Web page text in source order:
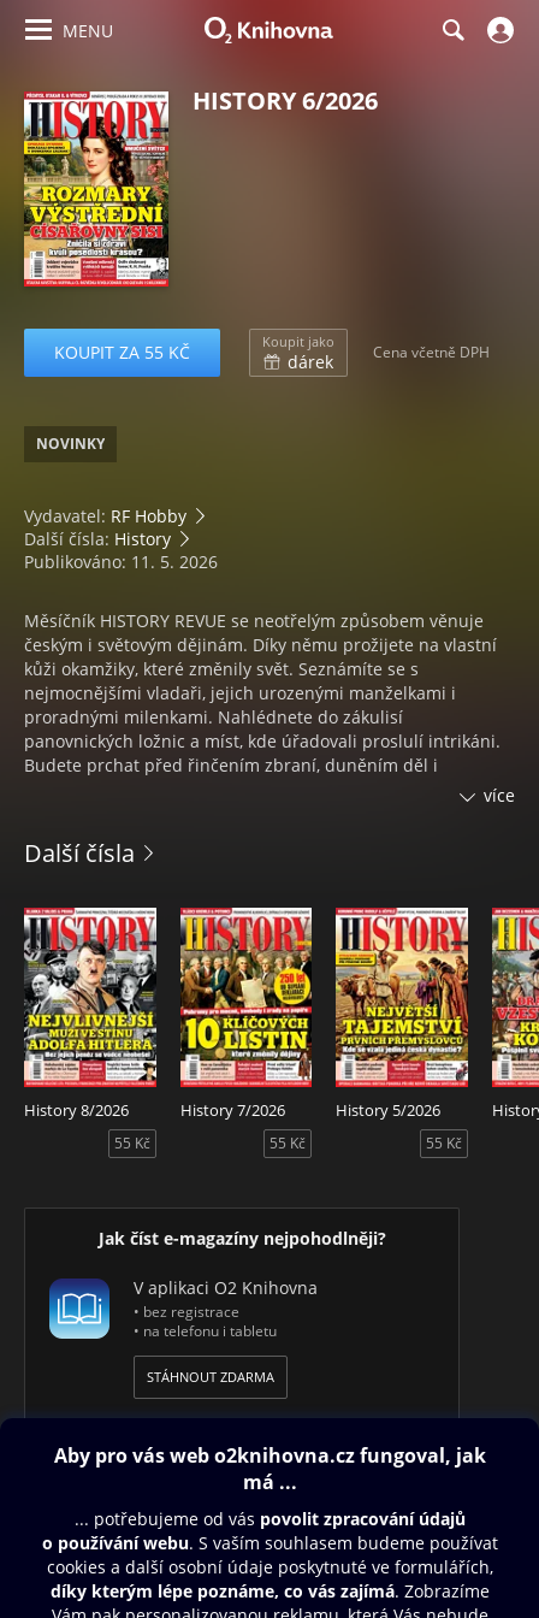
MENU
HISTORY 6/2026
KOUPIT ZA 55 KČ Koupit jako
dárek Cena včetně DPH
NOVINKY
Vydavatel: RF Hobby
Další čísla: History
Publikováno: 11. 5. 2026
Měsíčník HISTORY REVUE se neotřelým způsobem věnuje
českým i světovým dějinám. Díky němu prožijete na vlastní
kůži okamžiky, které změnily svět. Seznámíte se s
nejmocnějšími vladaři, jejich urozenými manželkami i
proradnými milenkami. Nahlédnete do zákulisí
panovnických ložnic a míst, kde úřadovali proslulí intrikáni.
Budete prchat před řinčením zbraní, duněním děl i
nesnesitelnými křiklouny. Poznáte legendární válečníky nebo
někdo úmyslně zamlčet. Pro HISTORY REVUE jednoduše není
více
Další čísla
History 8/2026
55 Kč
History 7/2026
55 Kč
History 5/2026
55 Kč
Jak číst e-magazíny nejpohodlněji?
V aplikaci O2 Knihovna
• bez registrace
• na telefonu i tabletu
STÁHNOUT ZDARMA
Obsah ke stažení
Moje O2 Knihovna